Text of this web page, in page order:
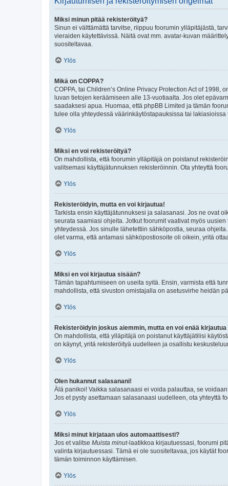
Miksi minun pitää rekisteröityä?
Sinun ei välttämättä tarvitse, riippuu foorumin ylläpitäjästä,
vieraiden käytettävissä. Näitä ovat mm. avatar-kuvan
suositeltavaa.
Ylös
Mikä on COPPA?
COPPA, tai Children’s Online Privacy Protection Act of
luvan tietojen keräämiseen alle 13-vuotiaalta. Jos olet
saadaksesi apua. Huomaa, että phpBB Limited ja tämän
tulee olla yhteydessä väärinkäytöstapauksissa tai lakiasioissa
Ylös
Miksi en voi rekisteröityä?
On mahdollista, että foorumin ylläpitäjä on poistanut
valitsemasi käyttäjätunnuksen rekisteröinnin. Ota yhteyttä
Ylös
Rekisteröidyin, mutta en voi kirjautua!
Tarkista ensin käyttäjätunnuksesi ja salasanasi. Jos ne ovat
seurata saamiasi ohjeita. Jotkut foorumit vaativat myös
yhteydessä. Jos sinulle lähetettiin sähköpostia, seuraa
olet varma, että antamasi sähköpostiosoite oli oikein, yritä
Ylös
Miksi en voi kirjautua sisään?
Tämän tapahtumiseen on useita syitä. Ensin, varmista että
mahdollista, että sivuston omistajalla on asetusvirhe heidän
Ylös
Rekisteröidyin joskus aiemmin, mutta en voi enää kirjautua
On mahdollista, että ylläpitäjä on poistanut käyttäjätilisi
on käynyt, yritä rekisteröityä uudelleen ja osallistu
Ylös
Olen hukannut salasanani!
Älä panikoi! Vaikka salasanaasi ei voida palauttaa, se
Jos et pysty asettamaan salasanaasi uudelleen, ota yhteyttä
Ylös
Miksi minut kirjataan ulos automaattisesti?
Jos et valitse Muista minut-laatikkoa kirjautuessasi, foorumi
valinta kirjautuessasi. Tämä ei ole suositeltavaa, jos käytät
tämän toiminnon käyttämisen.
Ylös